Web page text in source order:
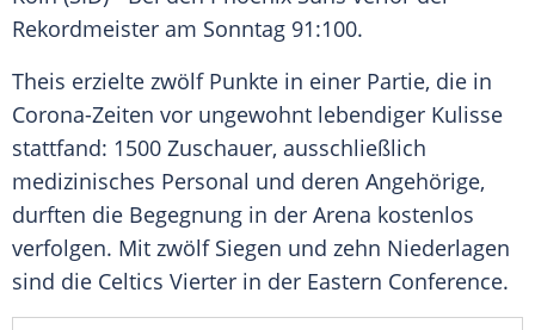
Rekordmeister am Sonntag 91:100.
Theis erzielte zwölf Punkte in einer Partie, die in
Corona-Zeiten vor ungewohnt lebendiger Kulisse
stattfand: 1500 Zuschauer, ausschließlich
medizinisches Personal und deren Angehörige,
durften die Begegnung in der Arena kostenlos
verfolgen. Mit zwölf Siegen und zehn Niederlagen
sind die Celtics Vierter in der Eastern Conference.